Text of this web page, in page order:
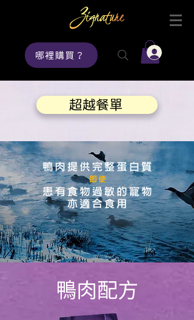
哪裡購買？
超越餐單
鴨肉配方